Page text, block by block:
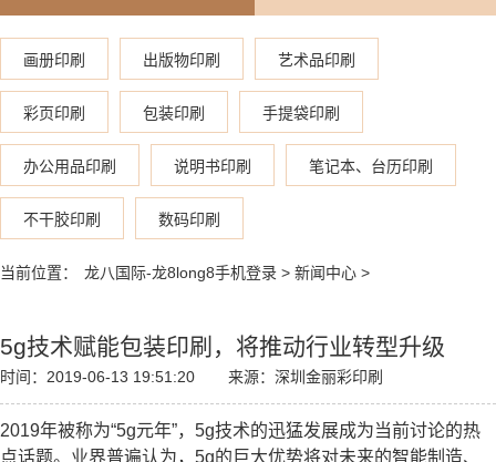
画册印刷 出版物印刷 艺术品印刷
彩页印刷 包装印刷 手提袋印刷
办公用品印刷 说明书印刷 笔记本、台历印刷
不干胶印刷 数码印刷
当前位置： 龙八国际-龙8long8手机登录 > 新闻中心 >
5g技术赋能包装印刷，将推动行业转型升级
时间：2019-06-13 19:51:20 来源：深圳金丽彩印刷
2019年被称为“5g元年”，5g技术的迅猛发展成为当前讨论的热
点话题。业界普遍认为，5g的巨大优势将对未来的智能制造、